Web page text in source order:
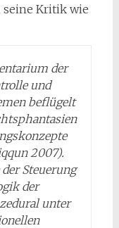
Kritik wie
der
und
beflügelt
2007).
Steuerung
der
unter